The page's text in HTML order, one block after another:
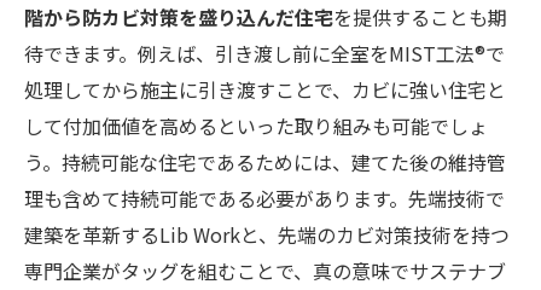
階から防カビ対策を盛り込んだ住宅を提供することも期
待できます。例えば、引き渡し前に全室をMIST工法®で
処理してから施主に引き渡すことで、カビに強い住宅と
して付加価値を高めるといった取り組みも可能でしょ
う。持続可能な住宅であるためには、建てた後の維持管
理も含めて持続可能である必要があります。先端技術で
建築を革新するLib Workと、先端のカビ対策技術を持つ
専門企業がタッグを組むことで、真の意味でサステナブ